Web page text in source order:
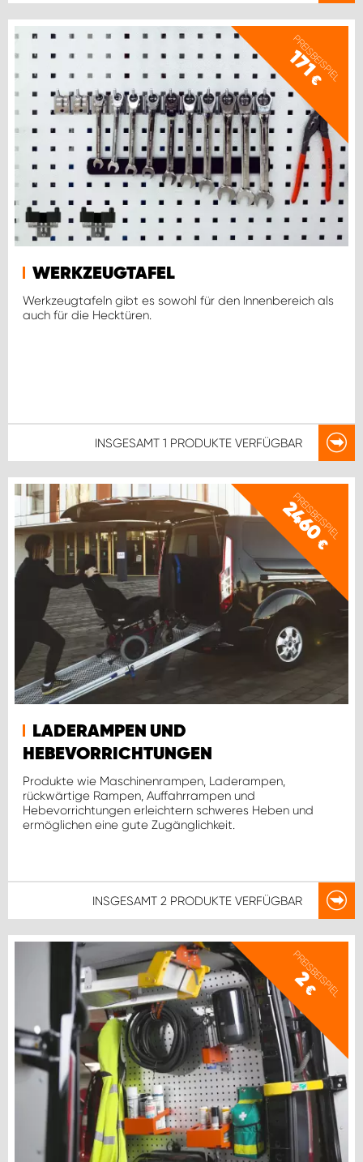
PREISBEISPIEL
171
€
WERKZEUGTAFEL
Werkzeugtafeln gibt es sowohl für den Innenbereich als
auch für die Hecktüren.
INSGESAMT 1 PRODUKTE VERFÜGBAR
PREISBEISPIEL
2460
€
LADERAMPEN UND
HEBEVORRICHTUNGEN
Produkte wie Maschinenrampen, Laderampen,
rückwärtige Rampen, Auffahrrampen und
Hebevorrichtungen erleichtern schweres Heben und
ermöglichen eine gute Zugänglichkeit.
INSGESAMT 2 PRODUKTE VERFÜGBAR
PREISBEISPIEL
2
€